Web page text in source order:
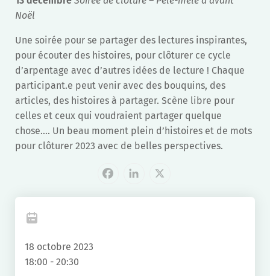
Noël
Une soirée pour se partager des lectures inspirantes,
pour écouter des histoires, pour clôturer ce cycle
d’arpentage avec d’autres idées de lecture ! Chaque
participant.e peut venir avec des bouquins, des
articles, des histoires à partager. Scène libre pour
celles et ceux qui voudraient partager quelque
chose…. Un beau moment plein d’histoires et de mots
pour clôturer 2023 avec de belles perspectives.
Facebook
LinkedIn
X
18 octobre 2023
18:00 - 20:30